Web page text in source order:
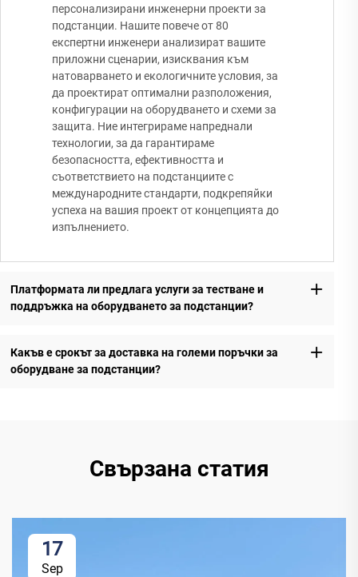
персонализирани инженерни проекти за
подстанции. Нашите повече от 80
експертни инженери анализират вашите
приложни сценарии, изисквания към
натоварването и екологичните условия, за
да проектират оптимални разположения,
конфигурации на оборудването и схеми за
защита. Ние интегрираме напреднали
технологии, за да гарантираме
безопасността, ефективността и
съответствието на подстанциите с
международните стандарти, подкрепяйки
успеха на вашия проект от концепцията до
изпълнението.
Платформата ли предлага услуги за тестване и
поддръжка на оборудването за подстанции?
Какъв е срокът за доставка на големи поръчки за
оборудване за подстанции?
Свързана статия
17
Sep